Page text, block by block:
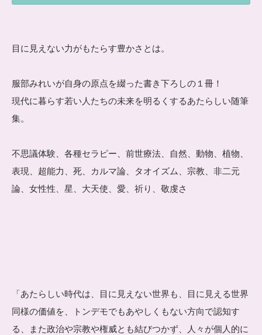
目に見えない力がもたらす豊かさとは。
服部みれいが自身の原点を綴った書き下ろしの１冊！
現代に暮らす若い人たちの未来を明るくするあたらしい随筆
集。
不思議体験、各種セラピー、前世療法、自然、動物、植物、
表現、超能力、死、カルマ論、タオイズム、宗教、非二元
論、女性性、星、大天使、愛、祈り、敬虔さ
「あたらしい時代は、目に見えない世界も、目に見える世界
同様の価値を、トンデモでもあやしくもない方向で認知す
る、また政治や宗教や権威とも結びつかず、人々が個人的に